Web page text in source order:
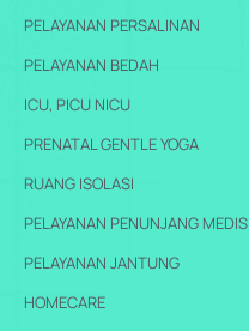
PELAYANAN PERSALINAN
PELAYANAN BEDAH
ICU, PICU NICU
PRENATAL GENTLE YOGA
RUANG ISOLASI
PELAYANAN PENUNJANG MEDIS
PELAYANAN JANTUNG
HOMECARE